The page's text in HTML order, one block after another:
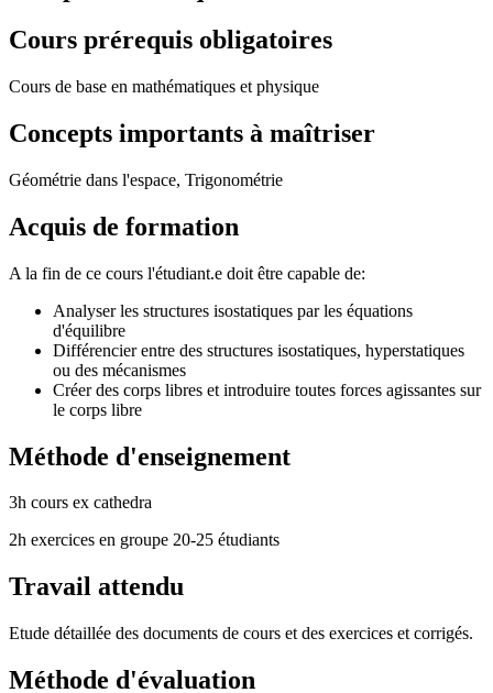
Cours prérequis obligatoires
Cours de base en mathématiques et physique
Concepts importants à maîtriser
Géométrie dans l'espace, Trigonométrie
Acquis de formation
A la fin de ce cours l'étudiant.e doit être capable de:
Analyser les structures isostatiques par les équations
d'équilibre
Différencier entre des structures isostatiques, hyperstatiques
ou des mécanismes
Créer des corps libres et introduire toutes forces agissantes sur
le corps libre
Méthode d'enseignement
3h cours ex cathedra
2h exercices en groupe 20-25 étudiants
Travail attendu
Etude détaillée des documents de cours et des exercices et corrigés.
Méthode d'évaluation